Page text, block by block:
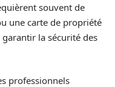
souvent de
une carte de propriété
la sécurité des
professionnels